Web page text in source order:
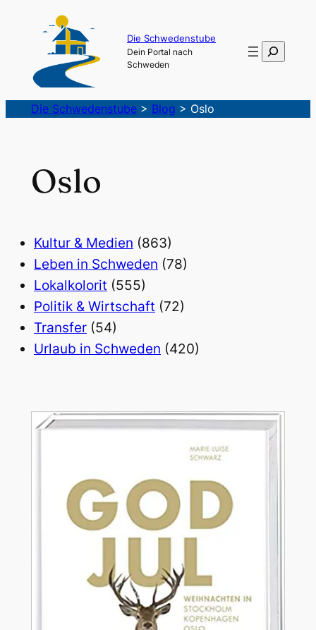
Die Schwedenstube
Dein Portal nach
Schweden
Suchen
Die Schwedenstube> Blog > Oslo
Oslo
Kultur & Medien (863)
Leben in Schweden (78)
Lokalkolorit (555)
Politik & Wirtschaft (72)
Transfer (54)
Urlaub in Schweden (420)